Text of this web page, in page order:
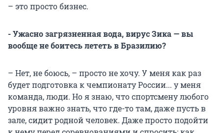
– это просто бизнес.
- Ужасно загрязненная вода, вирус Зика — вы
вообще не боитесь лететь в Бразилию?
– Нет, не боюсь, – просто не хочу. У меня как раз
будет подготовка к чемпионату России... у меня
команда, люди. Но я знаю, что спортсмену любого
уровня важно знать, что где-то там, даже пусть в
зале, сидит родной человек. Даже просто подойти